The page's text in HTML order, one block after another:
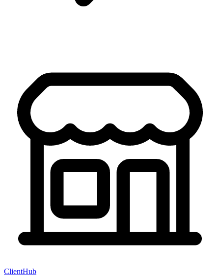
ClientHub